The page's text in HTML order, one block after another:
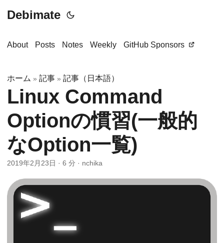
Debimate
About Posts Notes Weekly GitHub Sponsors
ホーム » 記事 » 記事（日本語）
Linux Command
Optionの慣習(一般的
なOption一覧)
2019年2月23日 · 6 分 · nchika